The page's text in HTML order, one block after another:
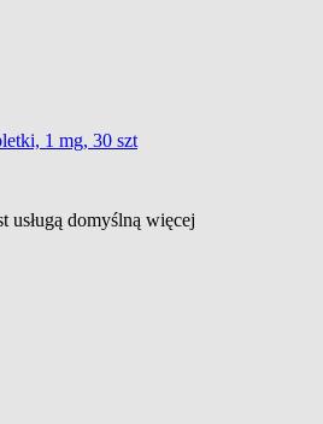
1 mg, 30 szt
usługą domyślną więcej